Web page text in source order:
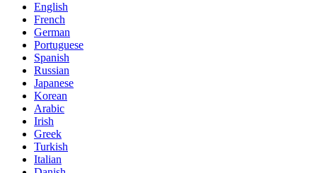
English
French
German
Portuguese
Spanish
Russian
Japanese
Korean
Arabic
Irish
Greek
Turkish
Italian